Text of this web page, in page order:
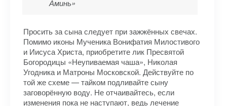
Аминь»
Просить за сына следует при зажжённых свечах.
Помимо иконы Мученика Вонифатия Милостивого
и Иисуса Христа, приобретите лик Пресвятой
Богородицы «Неупиваемая чаша», Николая
Угодника и Матроны Московской. Действуйте по
той же схеме — тайком подливайте сыну
заговорённую воду. Не отчаивайтесь, если
изменения пока не наступают, ведь лечение